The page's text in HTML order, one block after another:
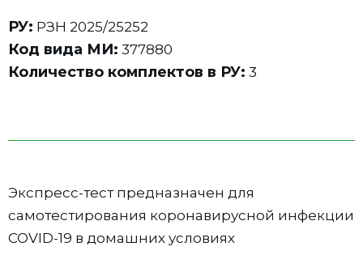
РУ: РЗН 2025/25252
Код вида МИ: 377880
Количество комплектов в РУ: 3
Экспресс-тест предназначен для
самотестирования коронавирусной инфекции
COVID-19 в домашних условиях